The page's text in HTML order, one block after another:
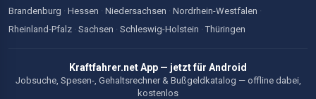
Brandenburg · Hessen · Niedersachsen · Nordrhein-Westfalen ·
Rheinland-Pfalz · Sachsen · Schleswig-Holstein · Thüringen
Kraftfahrer.net App — jetzt für Android
Jobsuche, Spesen-, Gehaltsrechner & Bußgeldkatalog — offline dabei,
kostenlos